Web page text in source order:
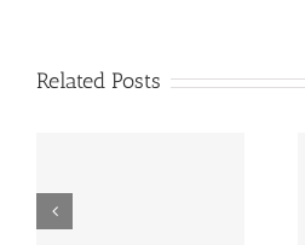
Related Posts